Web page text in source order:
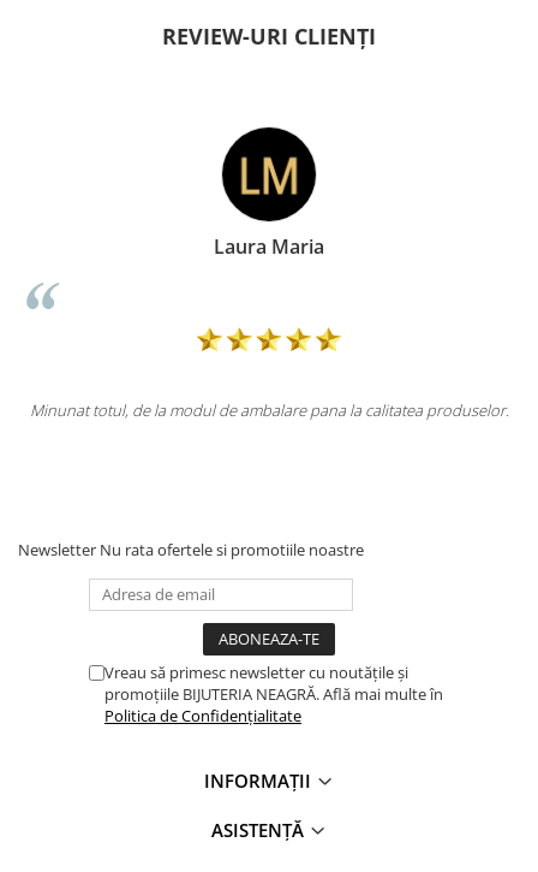
REVIEW-URI CLIENȚI
la modul de ambalare pana la calitatea produselor. Totul la
Newsletter Nu rata ofertele si promotiile noastre
Vreau să primesc newsletter cu noutățile și
promoțiile BIJUTERIA NEAGRĂ. Află mai multe în
Politica de Confidențialitate
INFORMAȚII
ASISTENȚĂ